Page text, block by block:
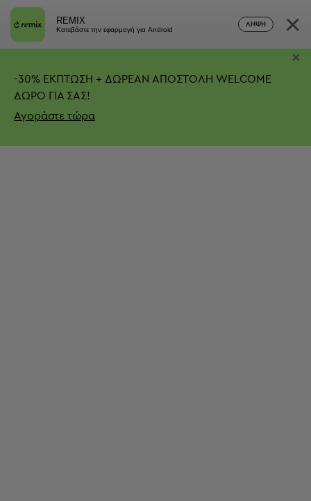
REMIX
Κατεβάστε την εφαρμογή για Android
ΛΉΨΗ ×
-30% ΕΚΠΤΩΣΗ + ΔΩΡΕΑΝ ΑΠΟΣΤΟΛΗ WELCOME
ΔΩΡΟ ΓΙΑ ΣΑΣ!
Αγοράστε τώρα
×